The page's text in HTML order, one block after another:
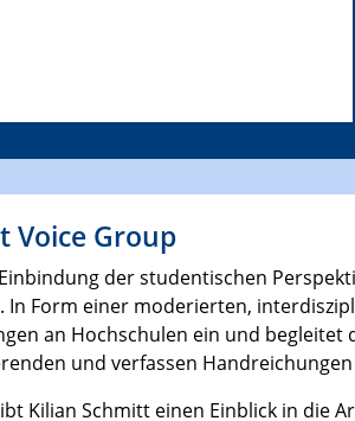
Voice Group
der studentischen
In Form einer moderierten,
an Hochschulen ein und
und verfassen
Kilian Schmitt einen Einblick in die